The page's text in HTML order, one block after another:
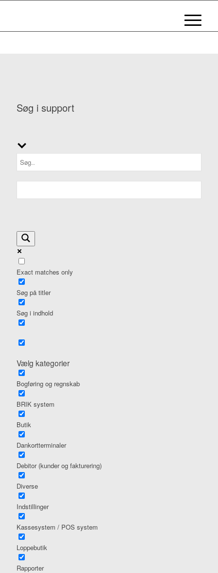
Søg i support
Exact matches only
Søg på titler
Søg i indhold
Vælg kategorier
Bogføring og regnskab
BRIK system
Butik
Dankortterminaler
Debitor (kunder og fakturering)
Diverse
Indstillinger
Kassesystem / POS system
Loppebutik
Rapporter